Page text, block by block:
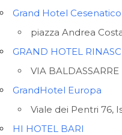
Grand Hotel Cesenatico
piazza Andrea
GRAND HOTEL
VIA
GrandHotel Europa
Viale dei Pentri 76,
HI HOTEL BARI